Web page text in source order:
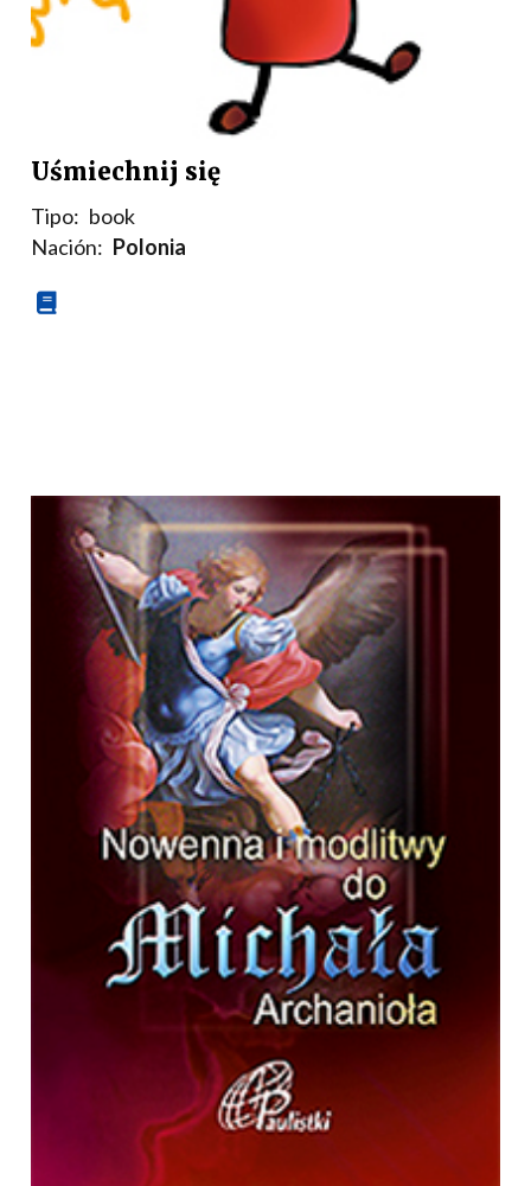
Uśmiechnij się
Tipo: book
Nación: Polonia